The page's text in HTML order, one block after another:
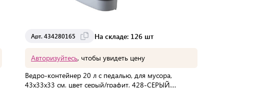
Арт. 434280165 На складе: 126 шт
Авторизуйтесь, чтобы увидеть цену
Ведро-контейнер 20 л с педалью, для мусора,
43х33х33 см, цвет серый/графит, 428-СЕРЫЙ,